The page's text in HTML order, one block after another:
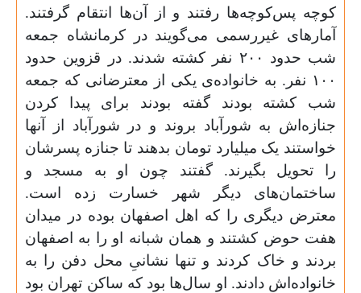
کوچه پس‌کوچه‌ها رفتند و از آن‌ها انتقام گرفتند.
آمارهای غیررسمی می‌گویند در کرمانشاه جمعه
شب حدود ۲۰۰ نفر کشته شدند. در قزوین حدود
۱۰۰ نفر. به خانواده‌ی یکی از معترضانی که جمعه
شب کشته بودند گفته بودند برای پیدا کردن
جنازه‌اش به شورآباد بروند و در شورآباد از آنها
خواستند یک میلیارد تومان بدهند تا جنازه پسرشان
را تحویل بگیرند. گفتند چون او به مسجد و
ساختمان‌های دیگر شهر خسارت زده است.
معترض دیگری را که اهل اصفهان بوده در میدان
هفت حوض کشتند و همان شبانه او را به اصفهان
بردند و خاک کردند و تنها نشانیِ محل دفن را به
خانواده‌اش دادند. او سال‌ها بود که ساکن تهران بود